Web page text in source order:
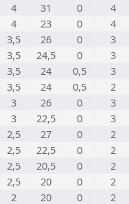
4 31 0
4
4 23 0
4
3,5 26 0
3
3,5 24,5 0
3
3,5 24 0,5
3
3,5 24 0,5
2
3 26 0
3
3 22,5 0
3
2,5 27 0
2
2,5 22,5 0
2
2,5 20,5 0
2
2,5 20 0
2
2 20 0 2